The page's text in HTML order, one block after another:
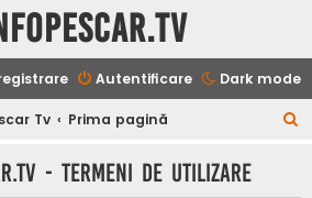
Dark mode
Autentificare
Tv Prima pagină
- Termeni de utilizare